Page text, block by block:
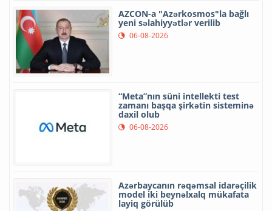
AZCON-a "Azərkosmos"la bağlı
yeni səlahiyyətlər verilib
06-08-2026
“Meta”nın süni intellekti test
zamanı başqa şirkətin sisteminə
daxil olub
06-08-2026
Azərbaycanın rəqəmsal idarəçilik
model iki beynəlxalq mükafata
layiq görülüb